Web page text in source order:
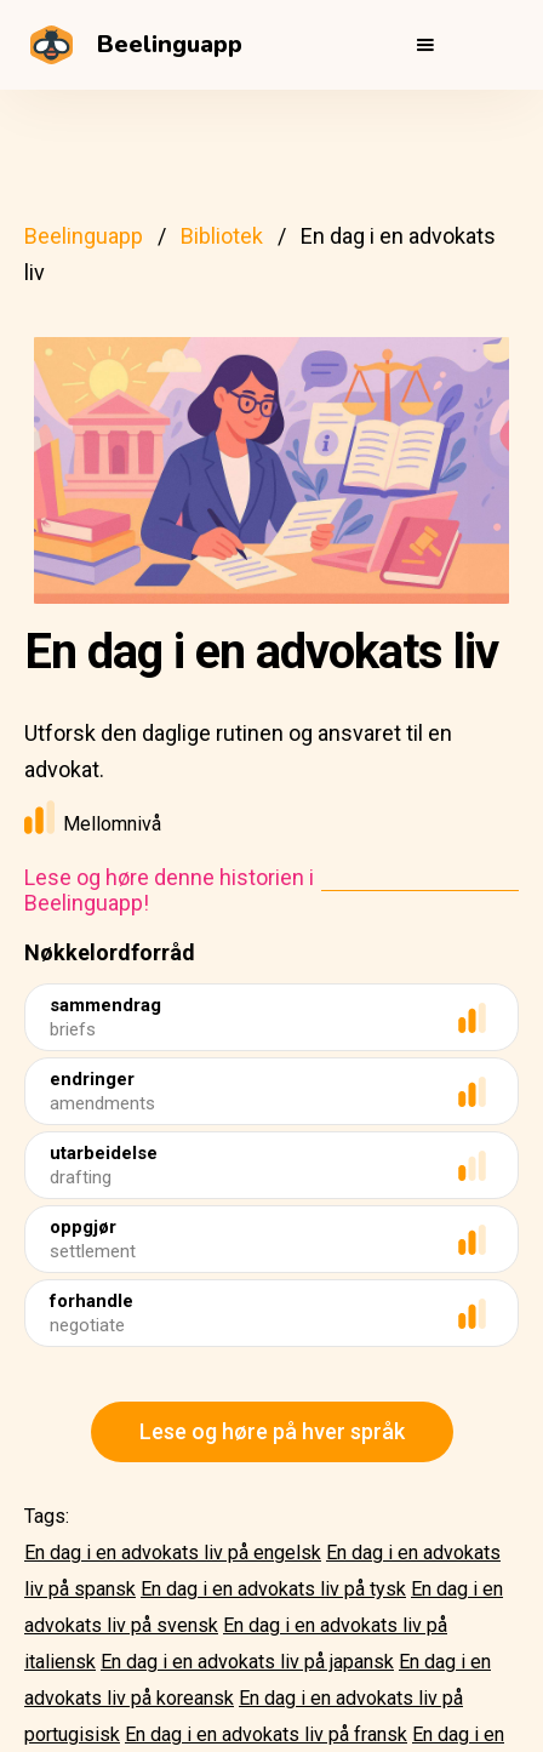
Beelinguapp
Beelinguapp Bibliotek
En dag i en advokats
liv
Nøkkelordforråd
sammendrag
briefs
endringer
amendments
utarbeidelse
drafting
oppgjør
settlement
forhandle
negotiate
En dag i en advokats liv
Utforsk den daglige rutinen og ansvaret til en
advokat.
Mellomnivå
Lese og høre denne historien i
Beelinguapp!
Lese og høre på hver språk
Tags:
En dag i en advokats liv på engelsk En dag i en advokats
liv på spansk En dag i en advokats liv på tysk En dag i en
advokats liv på svensk En dag i en advokats liv på
italiensk En dag i en advokats liv på japansk En dag i en
advokats liv på koreansk En dag i en advokats liv på
portugisisk En dag i en advokats liv på fransk En dag i en